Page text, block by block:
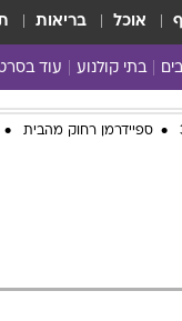
אוכל בריאות
בתי קולנוע עוד
כל
ספיידרמן רחוק מהבית